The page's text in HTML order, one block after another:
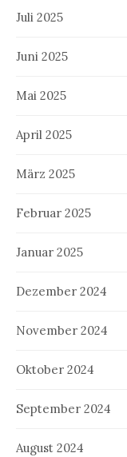
Juli 2025
Juni 2025
Mai 2025
April 2025
März 2025
Februar 2025
Januar 2025
Dezember 2024
November 2024
Oktober 2024
September 2024
August 2024